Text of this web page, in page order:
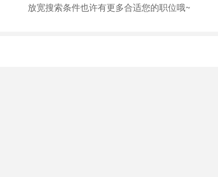
放宽搜索条件也许有更多合适您的职位哦~